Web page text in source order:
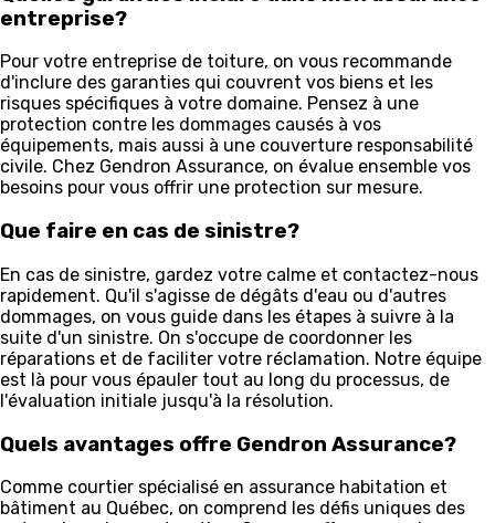
entreprise?
Pour votre entreprise de toiture, on vous recommande
d'inclure des garanties qui couvrent vos biens et les
risques spécifiques à votre domaine. Pensez à une
protection contre les dommages causés à vos
équipements, mais aussi à une couverture responsabilité
civile. Chez Gendron Assurance, on évalue ensemble vos
besoins pour vous offrir une protection sur mesure.
Que faire en cas de sinistre?
En cas de sinistre, gardez votre calme et contactez-nous
rapidement. Qu'il s'agisse de dégâts d'eau ou d'autres
dommages, on vous guide dans les étapes à suivre à la
suite d'un sinistre. On s'occupe de coordonner les
réparations et de faciliter votre réclamation. Notre équipe
est là pour vous épauler tout au long du processus, de
l'évaluation initiale jusqu'à la résolution.
Quels avantages offre Gendron Assurance?
Comme courtier spécialisé en assurance habitation et
bâtiment au Québec, on comprend les défis uniques des